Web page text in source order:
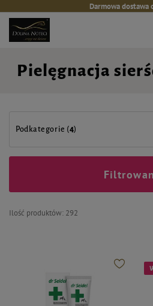
Darmowa dostawa
Pielęgnacja
Podkategorie (4)
Ilość produktów: 292